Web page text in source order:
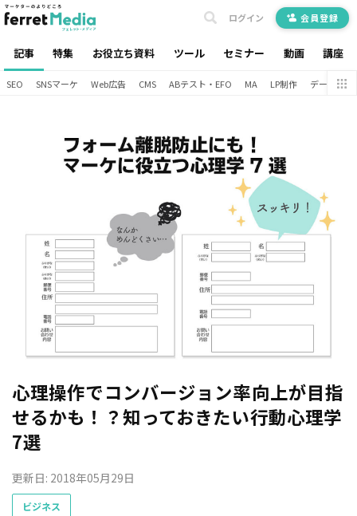
記事 特集 お役立ち資料 ツール セミナー 動画 講座
ログイン 会員登録
SEO SNSマーケ Web広告 CMS ABテスト・EFO MA LP制作 データ分析
心理操作でコンバージョン率向上が目指
せるかも！？知っておきたい行動心理学
7選
更新日: 2018年05月29日
ビジネス